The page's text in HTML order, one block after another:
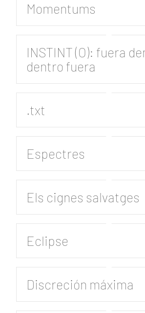
Momentums
INSTINT (O): fuera
dentro fuera
.txt
Espectres
Els cignes salvatges
Eclipse
Discreción máxima